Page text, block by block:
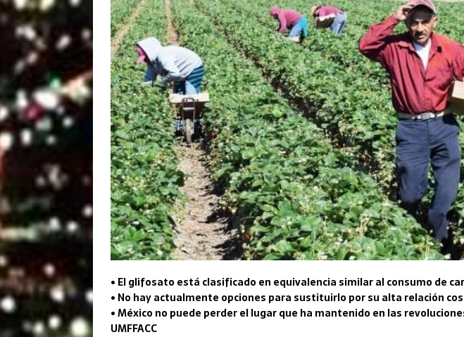
• El glifosato está clasificado en equivalencia similar al consumo de
• No hay actualmente opciones para sustituirlo por su alta relación
• México no puede perder el lugar que ha mantenido en las
UMFFACC